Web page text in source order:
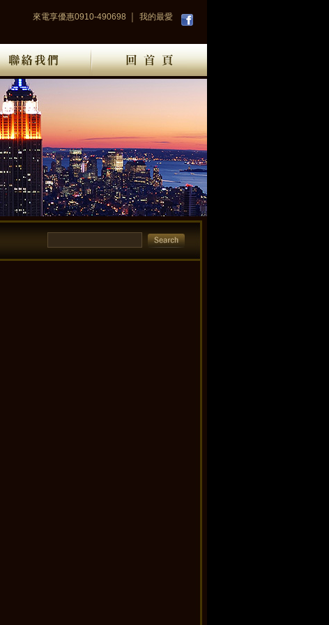
來電享優惠0910-490698 我的最愛